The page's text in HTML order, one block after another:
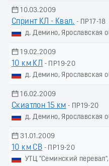
10.03.2009
Спринт КЛ - Квал. - ПР17-18
д. Демино, Ярославская
19.02.2009
10 км КЛ
- ПР19-20
д. Демино, Ярославская
16.02.2009
Скиатлон 15 км - ПР19-20
д. Демино, Ярославская
31.01.2009
10 км СВ - ПР19-20
УТЦ "Семинский